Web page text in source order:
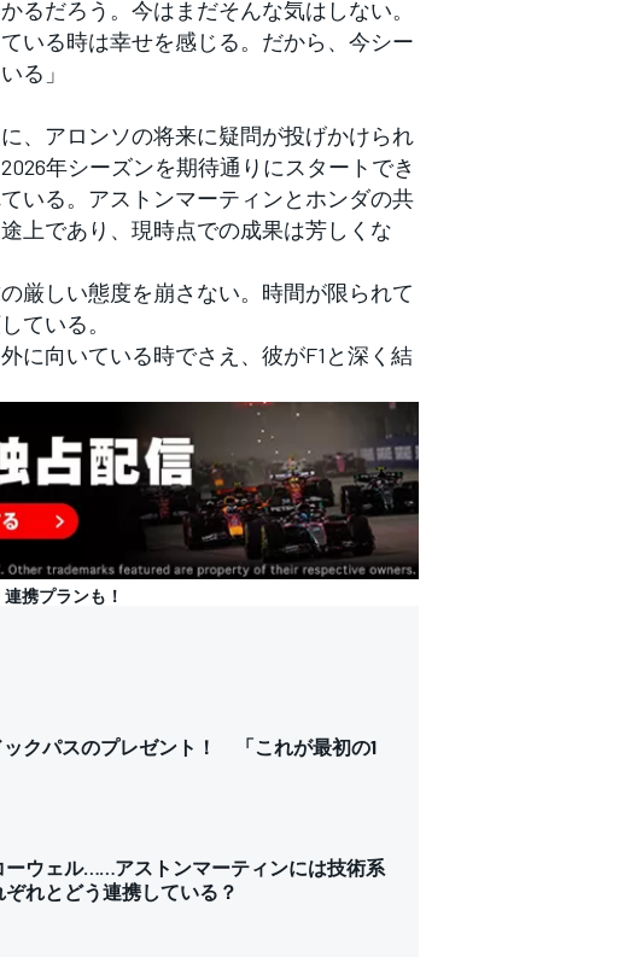
るだろう。今はまだそんな気はしない。
いる時は幸せを感じる。だから、今シー
る」
、アロンソの将来に疑問が投げかけられ
年シーズンを期待通りにスタートでき
いる。アストンマーティンとホンダの共
上であり、現時点での成果は芳しくな
厳しい態度を崩さない。時間が限られて
ている。
に向いている時でさえ、彼がF1と深く結
携プランも！
ックパスのプレゼント！ 「これが最初の1
ーウェル……アストンマーティンには技術系
れとどう連携している？